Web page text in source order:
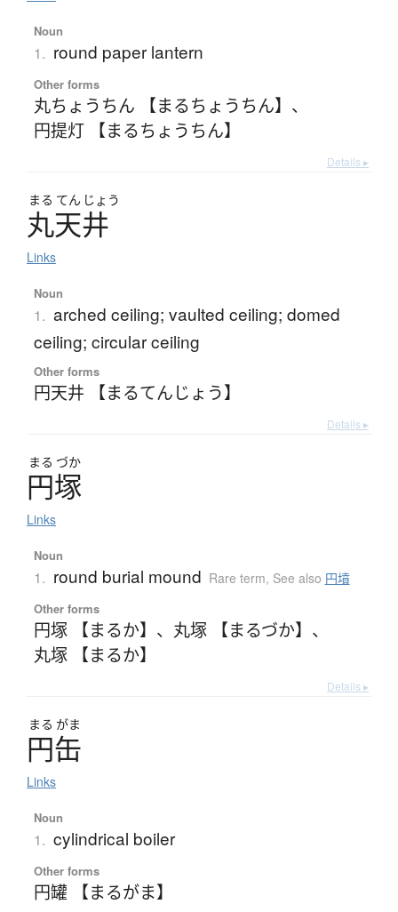
Noun
1. round paper lantern
Other forms
丸ちょうちん 【まるちょうちん】 、
円提灯 【まるちょうちん】
Details ▸
まる てん じょう
丸天井
Links
Noun
1. arched ceiling; vaulted ceiling; domed
ceiling; circular ceiling
Other forms
円天井 【まるてんじょう】
Details ▸
まる づか
円塚
Links
Noun
1. round burial mound Rare term, See also 円墳
Other forms
円塚 【まるか】 、 丸塚 【まるづか】 、
丸塚 【まるか】
Details ▸
まる がま
円缶
Links
Noun
1. cylindrical boiler
Other forms
円罐 【まるがま】